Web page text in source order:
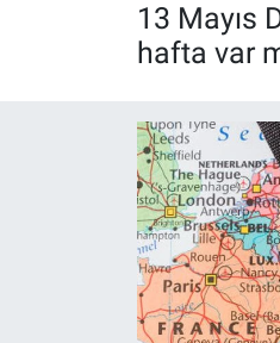
13 Mayıs
hafta var
Kadın & Aile
Kültür & Sanat
Tüm Manşetler
Haber Arşivi